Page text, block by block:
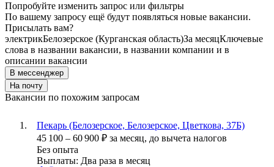
Попробуйте изменить запрос или фильтры
По вашему запросу ещё будут появляться новые вакансии.
Присылать вам?
электрикБелозерское (Курганская область)За месяцКлючевые
слова в названии вакансии, в названии компании и в
описании вакансии
В мессенджер
На почту
Вакансии по похожим запросам
Пекарь (Белозерское, Белозерское, Цветкова, 37Б)
45 100 – 60 900 ₽ за месяц, до вычета налогов
Без опыта
Выплаты: Два раза в месяц